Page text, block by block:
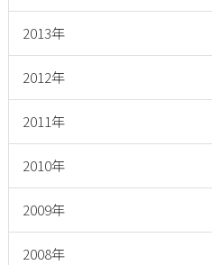
2013年
2012年
2011年
2010年
2009年
2008年